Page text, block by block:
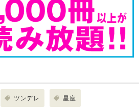
ツンデレ 星座